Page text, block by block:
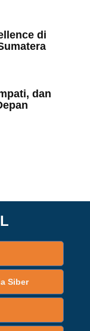
di
dan
Siber